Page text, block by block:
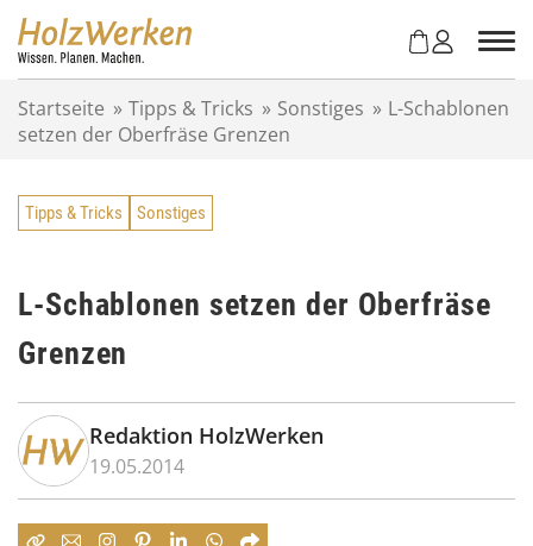
Startseite » Tipps & Tricks » Sonstiges » L-Schablonen
setzen der Oberfräse Grenzen
Tipps & Tricks Sonstiges
L-Schablonen setzen der Oberfräse
Grenzen
Redaktion HolzWerken
19.05.2014